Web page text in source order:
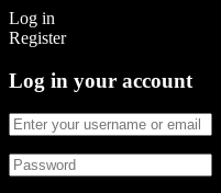
Log in
Register
Log in your account